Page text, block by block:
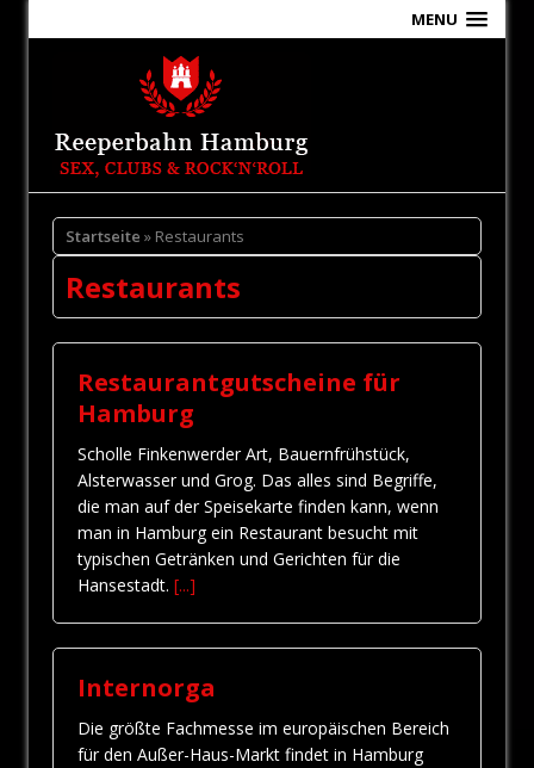
MENU
Startseite » Restaurants
Restaurants
Restaurantgutscheine für
Hamburg
Scholle Finkenwerder Art, Bauernfrühstück,
Alsterwasser und Grog. Das alles sind Begriffe,
die man auf der Speisekarte finden kann, wenn
man in Hamburg ein Restaurant besucht mit
typischen Getränken und Gerichten für die
Hansestadt. [...]
Internorga
Die größte Fachmesse im europäischen Bereich
für den Außer-Haus-Markt findet in Hamburg